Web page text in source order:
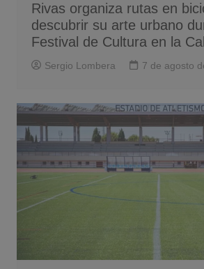
Rivas organiza rutas en
descubrir su arte urbano
Festival de Cultura en la
Sergio Lombera 7 de agosto